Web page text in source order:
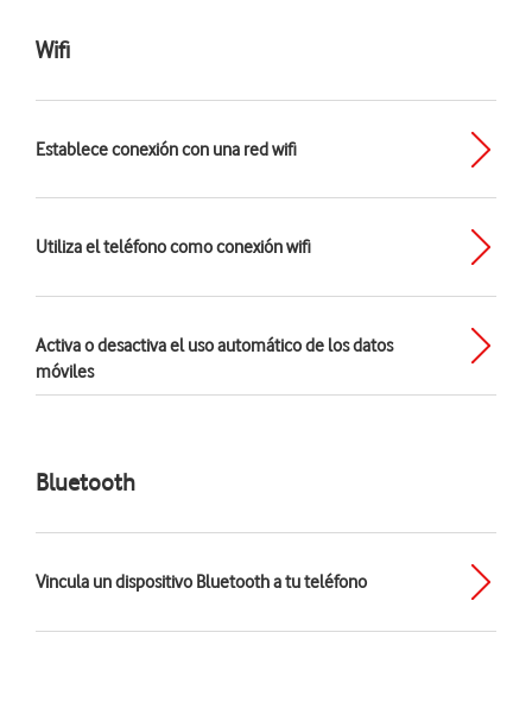
Wifi
Establece conexión con una red wifi
Utiliza el teléfono como conexión wifi
Activa o desactiva el uso automático de los datos
móviles
Bluetooth
Vincula un dispositivo Bluetooth a tu teléfono